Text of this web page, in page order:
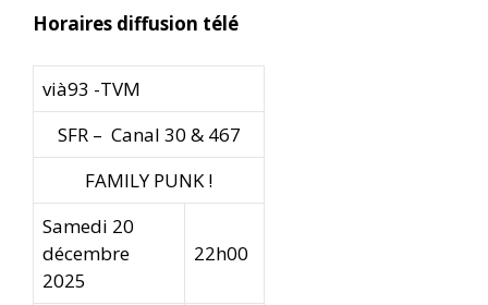
Horaires diffusion télé
vià93 -TVM
SFR – Canal 30 & 467
FAMILY PUNK !
Samedi 20
décembre
2025
22h00